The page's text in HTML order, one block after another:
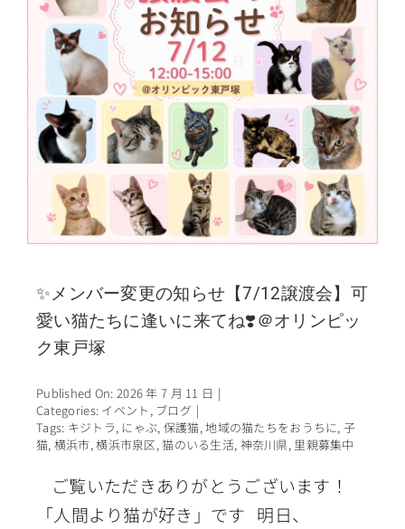
✨メンバー変更の知らせ【7/12譲渡会】可
愛い猫たちに逢いに来てね❣️＠オリンピッ
ク東戸塚
Published On: 2026 年 7 月 11 日 |
Categories: イベント , ブログ |
Tags: キジトラ, にゃぶ, 保護猫,地域の猫たちをおうちに,子
猫, 横浜市,横浜市泉区,猫のいる生活, 神奈川県, 里親募集中
ご覧いただきありがとうございます！
「人間より猫が好き」です 明日、